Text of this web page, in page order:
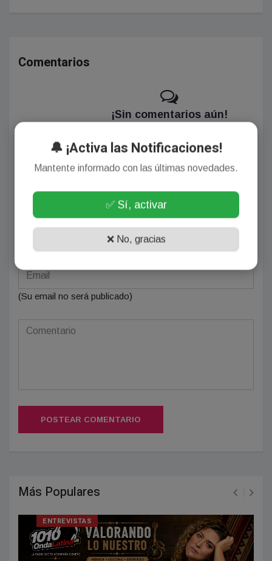
Comentarios
¡Sin comentarios aún!
Deja tu comentario
(Su email no será publicado)
POSTEAR COMENTARIO
Más Populares
ENTREVISTAS
🔔 ¡Activa las Notificaciones!
Mantente informado con las últimas novedades.
✅ Sí, activar
❌ No, gracias